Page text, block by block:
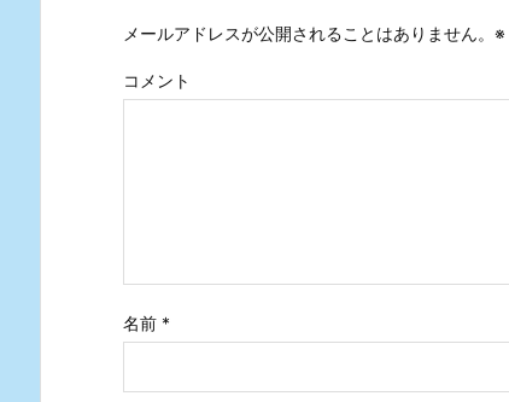
メールアドレスが公開されることはありません。 ※
コメント
名前 *